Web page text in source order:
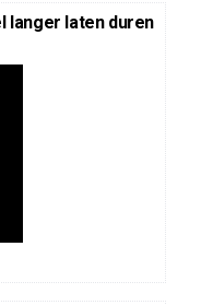
langer laten duren